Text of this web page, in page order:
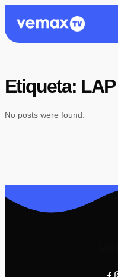
Etiqueta: LAP
No posts were found.